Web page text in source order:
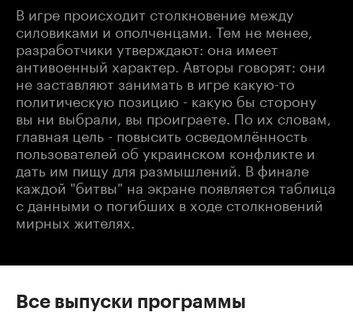
В игре происходит столкновение между
силовиками и ополченцами. Тем не менее,
разработчики утверждают: она имеет
антивоенный характер. Авторы говорят: они
не заставляют занимать в игре какую-то
политическую позицию - какую бы сторону
вы ни выбрали, вы проиграете. По их словам,
главная цель - повысить осведомлённость
пользователей об украинском конфликте и
дать им пищу для размышлений. В финале
каждой "битвы" на экране появляется таблица
с данными о погибших в ходе столкновений
мирных жителях.
Все выпуски программы